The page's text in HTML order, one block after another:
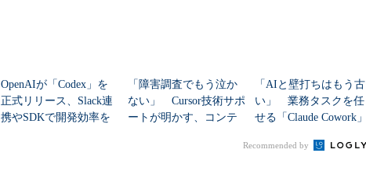
OpenAIが「Codex」を
正式リリース、Slack連
携やSDKで開発効率を
「障害調査でもう泣か
ない」 Cursor技術サポ
ートが明かす、コンテ
「AIと壁打ちはもう古
い」 業務タスクを任
せる「Claude Cowork」
Recommended by